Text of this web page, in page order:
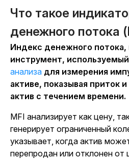
Что такое
денежного потока
Индекс денежного потока,
инструмент,
анализа для измерения
активе, показывая приток
актив с течением времени.
MFI анализирует как цену,
генерирует ограниченный
указывает, когда актив
перепродан или отклонен от